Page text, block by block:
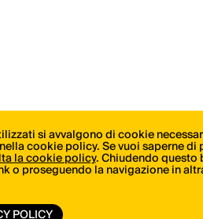
si avvalgono di cookie
cookie policy. Se vuoi saperne di
la cookie policy. Chiudendo questo
o proseguendo la navigazione in
POLICY